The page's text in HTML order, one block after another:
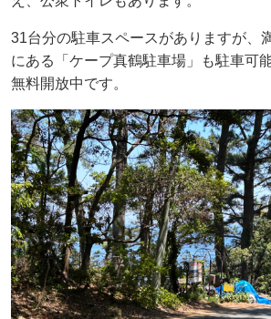
31台分の駐車スペースがありますが、
にある「ケープ真鶴駐車場」も駐車可
無料開放中です。